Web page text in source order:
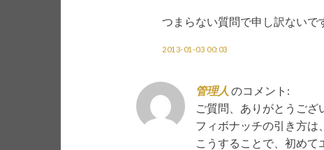
つまらない質問で申し訳ないで
2013-01-03 00:03
管理人 のコメント:
ご質問、ありがとうござ
フィボナッチの引き方は
こうすることで、初めて